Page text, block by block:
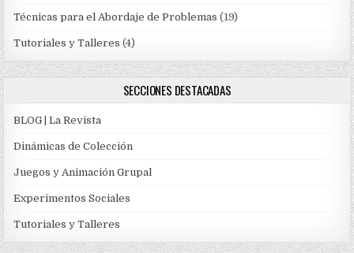
Técnicas para el Abordaje de Problemas (19)
Tutoriales y Talleres (4)
SECCIONES DESTACADAS
BLOG | La Revista
Dinámicas de Colección
Juegos y Animación Grupal
Experimentos Sociales
Tutoriales y Talleres